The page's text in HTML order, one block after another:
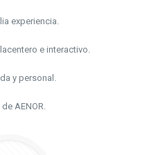
experiencia.
e interactivo.
y personal.
AENOR.